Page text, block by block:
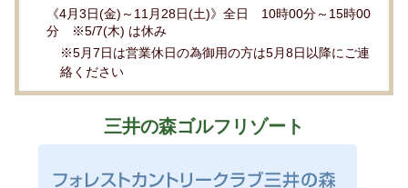
《4月3日(金)～11月28日(土)》全日 10時00分～15時00
分 ※5/7(木) は休み
※5月7日は営業休日の為御用の方は5月8日以降にご連
絡ください
三井の森ゴルフリゾート